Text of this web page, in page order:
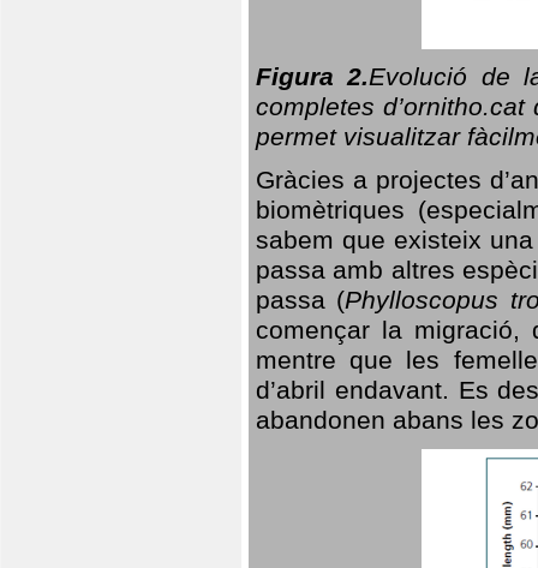
Figura 2.Evolució de
completes
permet visualitzar
Gràcies a projectes
biomètriques
sabem que existeix
passa amb altres
passa (Phylloscopus
començar la migració,
mentre que les
d’abril endavant. Es
abandonen abans les